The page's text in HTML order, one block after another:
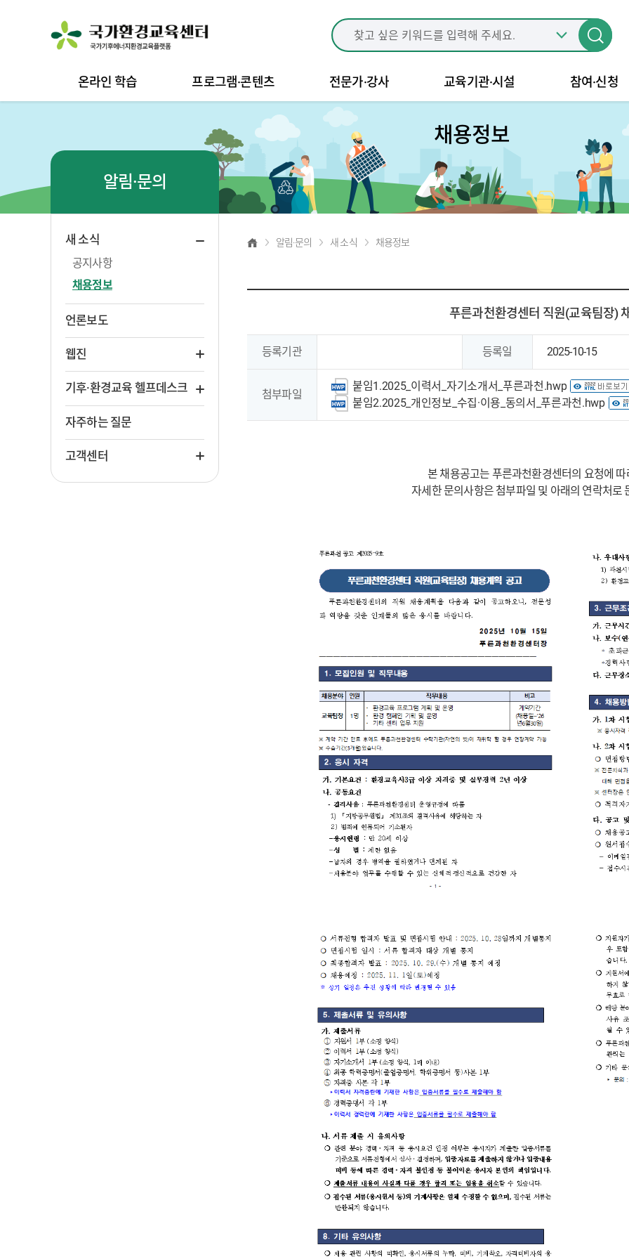
온라인 학습 프로그램·콘텐츠 전문가·강사 교육기관·시설 참여·신청
채용정보
알림·문의
새 소식
공지사항
채용정보
언론보도
웹진
기후·환경교육 헬프데스크
자주하는 질문
고객센터
알림·문의 새 소식 채용정보
푸른과천환경센터 직원(교육팀장)
등록기관 등록일 2025-10-15
첨부파일
붙임1.2025_이력서_자기소개서_푸른과천.hwp
붙임2.2025_개인정보_수집·이용_동의서_푸른과천.hwp
본 채용공고는 푸른과천환경센터의 요청에
자세한 문의사항은 첨부파일 및 아래의 연락처로